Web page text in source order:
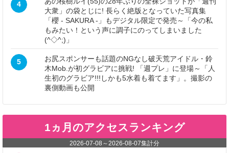
4
大衆」の袋とじに! 長らく絶版となっていた写真集
「櫻 - SAKURA -」もデジタル限定で発売～「今の私
もみたい！という声に調子にのってしまいました
(^◇^;)」
5
お尻スポンサーも話題のNGなし破天荒アイドル・鈴
木Mob.が初グラビアに挑戦! 「週プレ」に登場～「人
生初のグラビア!!!しかも5水着も着てます」。撮影の
裏側動画も公開
1ヵ月のアクセスランキング
2026-07-08 ～2026-08-07集計分